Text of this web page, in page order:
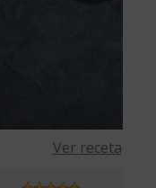
Ver receta